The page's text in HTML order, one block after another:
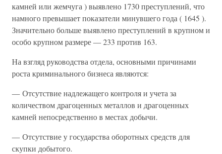
камней или жемчуга ) выявлено 1730 преступлений, что
намного превышает показатели минувшего года ( 1645 ).
Значительно больше выявлено преступлений в крупном и
особо крупном размере — 233 против 163.
На взгляд руководства отдела, основными причинами
роста криминального бизнеса являются:
— Отсутствие надлежащего контроля и учета за
количеством драгоценных металлов и драгоценных
камней непосредственно в местах добычи.
— Отсутствие у государства оборотных средств для
скупки добытого.